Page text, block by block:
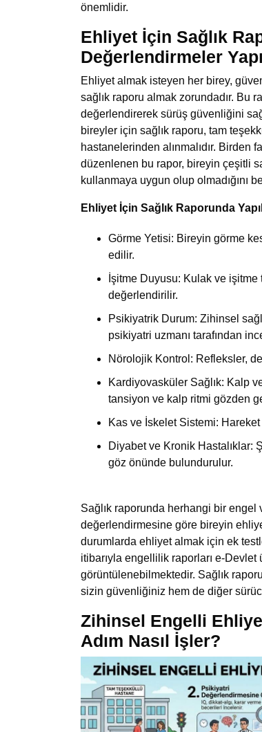
önemlidir.
Ehliyet İçin Sağlık
Değerlendirmeler
Ehliyet almak isteyen her birey,
sağlık raporu almak zorundadır. Bu
değerlendirerek sürüş güvenliğini
bireyler için sağlık raporu, tam
hastanelerinden alınmalıdır. Birden
düzenlenen bu rapor, bireyin çeşitli
kullanmaya uygun olup olmadığını
Ehliyet İçin Sağlık Raporunda
Görme Yetisi: Bireyin görme
edilir.
İşitme Duyusu: Kulak ve işitme
değerlendirilir.
Psikiyatrik Durum: Zihinsel
psikiyatri uzmanı tarafından
Nörolojik Kontrol: Refleksler,
Kardiyovasküler Sağlık: Kalp
tansiyon ve kalp ritmi gözden
Kas ve İskelet Sistemi:
Diyabet ve Kronik Hastalıklar:
göz önünde bulundurulur.
Sağlık raporunda herhangi bir engel
değerlendirmesine göre bireyin
durumlarda ehliyet almak için ek
itibarıyla engellilik raporları e-
görüntülenebilmektedir. Sağlık
sizin güvenliğiniz hem de diğer
Zihinsel Engelli
Adım Nasıl İşler?